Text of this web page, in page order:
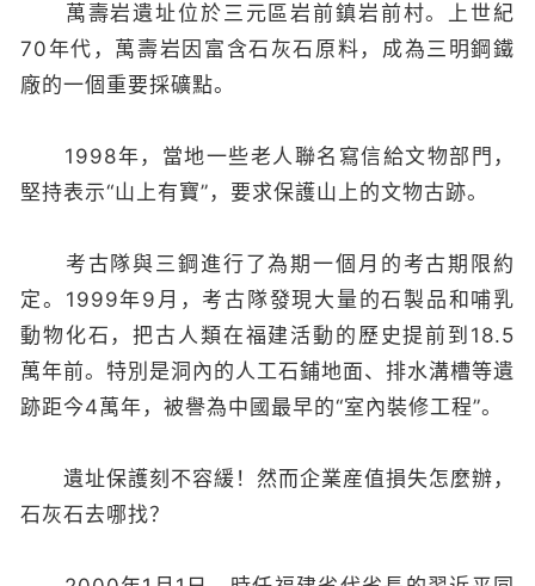
萬壽岩遺址位於三元區岩前鎮岩前村。上世紀
70年代，萬壽岩因富含石灰石原料，成為三明鋼鐵
廠的一個重要採礦點。
1998年，當地一些老人聯名寫信給文物部門，
堅持表示“山上有寶”，要求保護山上的文物古跡。
考古隊與三鋼進行了為期一個月的考古期限約
定。1999年9月，考古隊發現大量的石製品和哺乳
動物化石，把古人類在福建活動的歷史提前到18.5
萬年前。特別是洞內的人工石鋪地面、排水溝槽等遺
跡距今4萬年，被譽為中國最早的“室內裝修工程”。
遺址保護刻不容緩！然而企業産值損失怎麼辦，
石灰石去哪找？